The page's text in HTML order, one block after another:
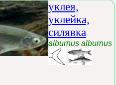
уклея,
уклейка,
силявка
alburnus alburnus